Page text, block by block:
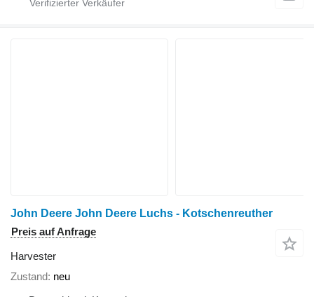
John Deere John Deere Luchs - Kotschenreuther
Preis auf Anfrage
Harvester
Zustand neu